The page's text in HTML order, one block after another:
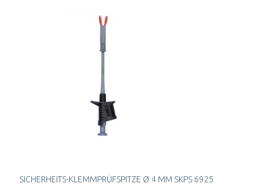
SICHERHEITS-KLEMMPRÜFSPITZE Ø 4 MM SKPS 6925